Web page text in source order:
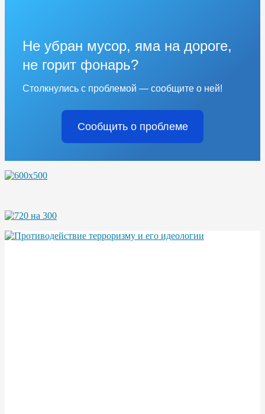
Не убран мусор, яма на дороге,
не горит фонарь?
Столкнулись с проблемой — сообщите о ней!
Сообщить о проблеме